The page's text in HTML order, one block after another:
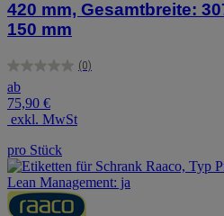
420 mm, Gesamtbreite:
150 mm
(0)
0.0
von
5
Sternen.
ab
75,90 €
exkl. MwSt
pro Stück